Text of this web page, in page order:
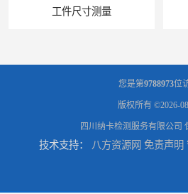
工件尺寸测量
产品失效分析
您是第9788973位
版权所有 ©2026-
四川纳卡检测服务有限公司
技术支持： 八方资源网 免责声明